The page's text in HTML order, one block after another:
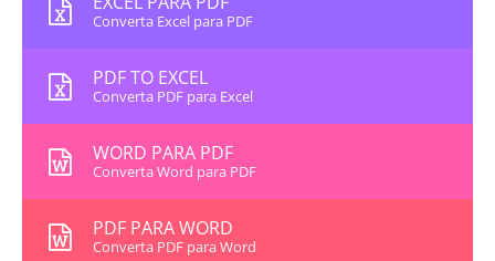
Converta Excel para PDF
PDF TO EXCEL
Converta PDF para Excel
WORD PARA PDF
Converta Word para PDF
PDF PARA WORD
Converta PDF para Word